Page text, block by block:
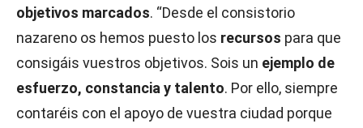
objetivos marcados. “Desde el consistorio
nazareno os hemos puesto los recursos para que
consigáis vuestros objetivos. Sois un ejemplo de
esfuerzo, constancia y talento. Por ello, siempre
contaréis con el apoyo de vuestra ciudad porque